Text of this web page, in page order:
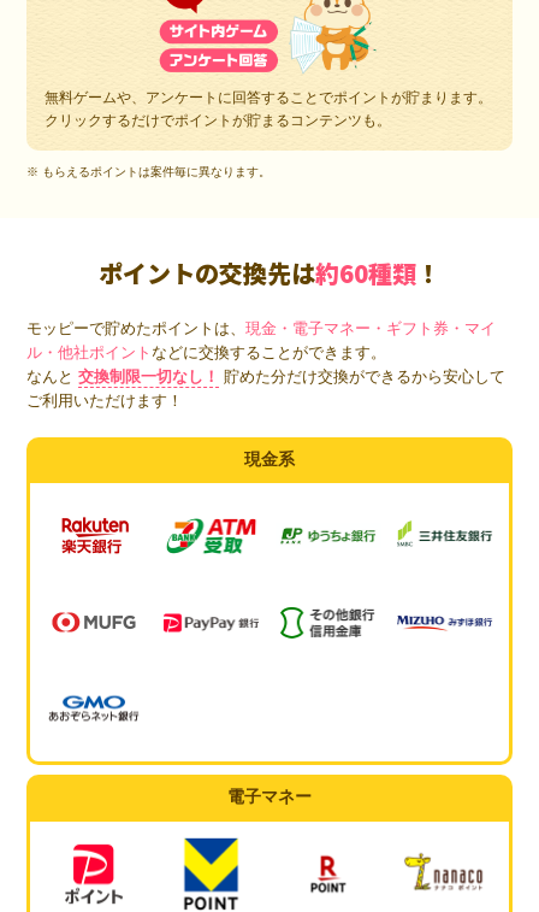
無料ゲームや、アンケートに回答することでポイントが貯まります。
クリックするだけでポイントが貯まるコンテンツも。
※ もらえるポイントは案件毎に異なります。
ポイントの交換先は約60種類 ！
モッピーで貯めたポイントは、現金・電子マネー・ギフト券・マイ
ル・他社ポイントなどに交換することができます。
なんと 交換制限一切なし！
貯めた分だけ交換ができるから安心して
ご利用いただけます！
現金系
電子マネー